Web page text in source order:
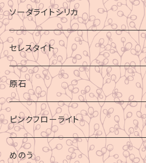
ソーダライトシリカ
セレスタイト
原石
ピンクフローライト
めのう